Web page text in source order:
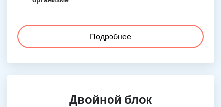
Подробнее
Двойной блок